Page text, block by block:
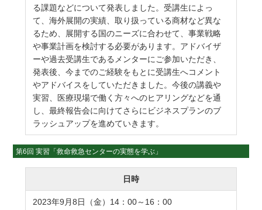
る課題などについて発表しました。受講生によっ
て、海外展開の実績、取り扱っている商材など異な
るため、展開する国のニーズに合わせて、事業戦略
や事業計画を検討する必要があります。アドバイザ
ーや過去受講生であるメンターにご参加いただき、
発表後、今までのご経験をもとに受講生へコメント
やアドバイスをしていただきました。今後の講義や
実習、医療現場で働く方々へのヒアリングなどを通
し、最終報告会に向けてさらにビジネスプランのブ
ラッシュアップを進めていきます。
第6回 実習「救命救急センターの実態を学ぶ」
日時
2023年9月8日（金）14：00～16：00